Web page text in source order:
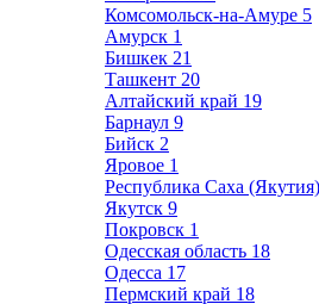
Комсомольск-на-Амуре 5
Амурск 1
Бишкек 21
Ташкент 20
Алтайский край 19
Барнаул 9
Бийск 2
Яровое 1
Республика Саха (Якутия)
Якутск 9
Покровск 1
Одесская область 18
Одесса 17
Пермский край 18